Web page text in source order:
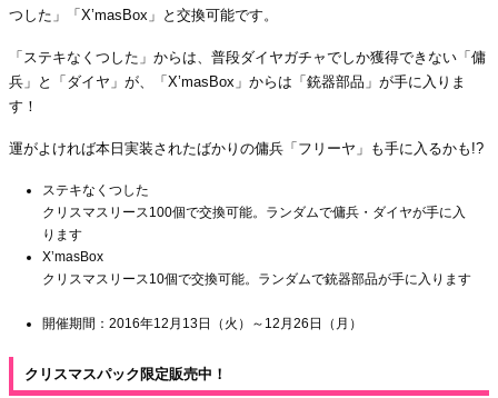
つした」「X’masBox」と交換可能です。
「ステキなくつした」からは、普段ダイヤガチャでしか獲得できない「傭
兵」と「ダイヤ」が、「X’masBox」からは「銃器部品」が手に入りま
す！
運がよければ本日実装されたばかりの傭兵「フリーヤ」も手に入るかも!?
ステキなくつした
クリスマスリース100個で交換可能。ランダムで傭兵・ダイヤが手に入
ります
X’masBox
クリスマスリース10個で交換可能。ランダムで銃器部品が手に入ります
開催期間：2016年12月13日（火）～12月26日（月）
クリスマスパック限定販売中！